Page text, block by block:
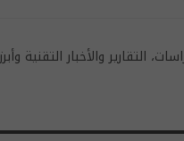
التقارير والأخبار التقنية